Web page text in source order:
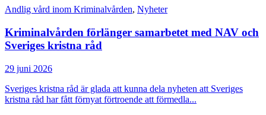
Andlig vård inom Kriminalvården, Nyheter
Kriminalvården förlänger samarbetet med NAV och
Sveriges kristna råd
29 juni 2026
Sveriges kristna råd är glada att kunna dela nyheten att Sveriges
kristna råd har fått förnyat förtroende att förmedla...